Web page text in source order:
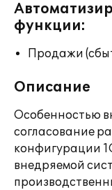
функции:
Продажи
Описание
Особенностью
согласование
конфигурации
внедряемой